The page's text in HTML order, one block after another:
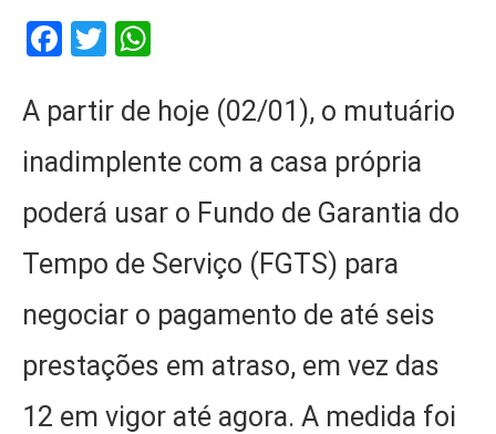
Facebook
Twitter
A partir de hoje (02/01), o mutuário
inadimplente com a casa própria
poderá usar o Fundo de Garantia do
Tempo de Serviço (FGTS) para
negociar o pagamento de até seis
prestações em atraso, em vez das
12 em vigor até agora. A medida foi